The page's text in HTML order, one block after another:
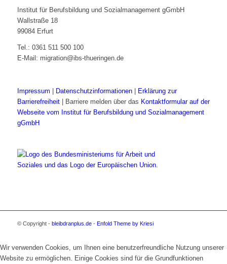
Institut für Berufsbildung und Sozialmanagement gGmbH
Wallstraße 18
99084 Erfurt
Tel.: 0361 511 500 100
E-Mail: migration@ibs-thueringen.de
Impressum | Datenschutzinformationen| Erklärung zur
Barrierefreiheit| Barriere melden über das Kontaktformular auf der
Webseite vom Institut für Berufsbildung und Sozialmanagement
gGmbH
© Copyright - bleibdranplus.de- Enfold Theme by Kriesi
Wir verwenden Cookies, um Ihnen eine benutzerfreundliche Nutzung unserer
Website zu ermöglichen. Einige Cookies sind für die Grundfunktionen